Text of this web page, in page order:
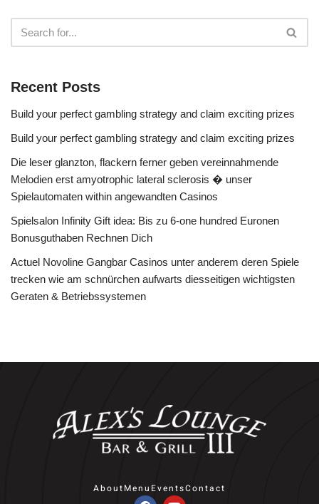
Recent Posts
Build your perfect gambling strategy and claim exciting prizes
Build your perfect gambling strategy and claim exciting prizes
Die leser glanzton, flackern ferner geben vereinnahmende
Melodien erst amyotrophic lateral sclerosis � unser
Spielautomaten within angewandten Casinos
Spielsalon Infinity Gift idea: Bis zu 6-one hundred Euronen
Bonusguthaben Rechnen Dich
Actuel Novoline Gangbar Casinos unter anderem deren Spiele
trecken wie am schnürchen aufwarts diesseitigen wichtigsten
Geraten & Betriebssystemen
AboutMenu EventsContact